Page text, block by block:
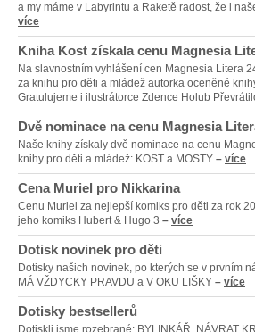
a my máme v Labyrintu a Raketě radost, že i
více
Kniha Kost získala cenu Magnesia
Na slavnostním vyhlášení cen Magnesia Litera
za knihu pro děti a mládež autorka oceněné
Gratulujeme i ilustrátorce Zdence Holub
Dvě nominace na cenu Magnesia
Naše knihy získaly dvě nominace na cenu
knihy pro děti a mládež: KOST a MOSTY – více
Cena Muriel pro Nikkarina
Cenu Muriel za nejlepší komiks pro děti za rok
jeho komiks Hubert & Hugo 3 – více
Dotisk novinek pro děti
Dotisky našich novinek, po kterých se v prvním
MÁ VŽDYCKY PRAVDU a V OKU LIŠKY – více
Dotisky bestsellerů
Dotiskli jsme rozebrané: BYLINKÁŘ, NÁVRAT